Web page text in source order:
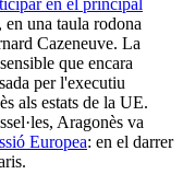
en el principal
una taula rodona
Cazeneuve. La
que encara
per l'executiu
als estats de la UE.
Aragonès va
Europea: en el darrer